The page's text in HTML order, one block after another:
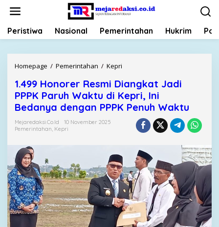
Peristiwa Nasional Pemerintahan Hukrim
Homepage / Pemerintahan / Kepri
4
9
9
e
r
R
e
s
m
1.499 Honorer Resmi Diangkat Jadi
PPPK Paruh Waktu di Kepri, Ini
Bedanya dengan PPPK Penuh Waktu
Mejaredaksi.co.id
10 November 2025
Pemerintahan, Kepri